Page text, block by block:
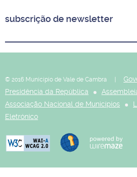
subscrição de newsletter
© 2016 Município de Vale de Cambra |
Presidência da República
Associação Nacional de Municípios
Eletrónico